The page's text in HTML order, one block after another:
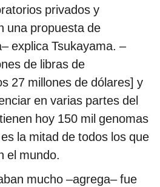
privados y
una propuesta de
explica Tsukayama. –
de libras de
27 millones de dólares] y
en varias partes del
hoy 150 mil genomas
la mitad de todos los que
el mundo.
mucho –agrega– fue